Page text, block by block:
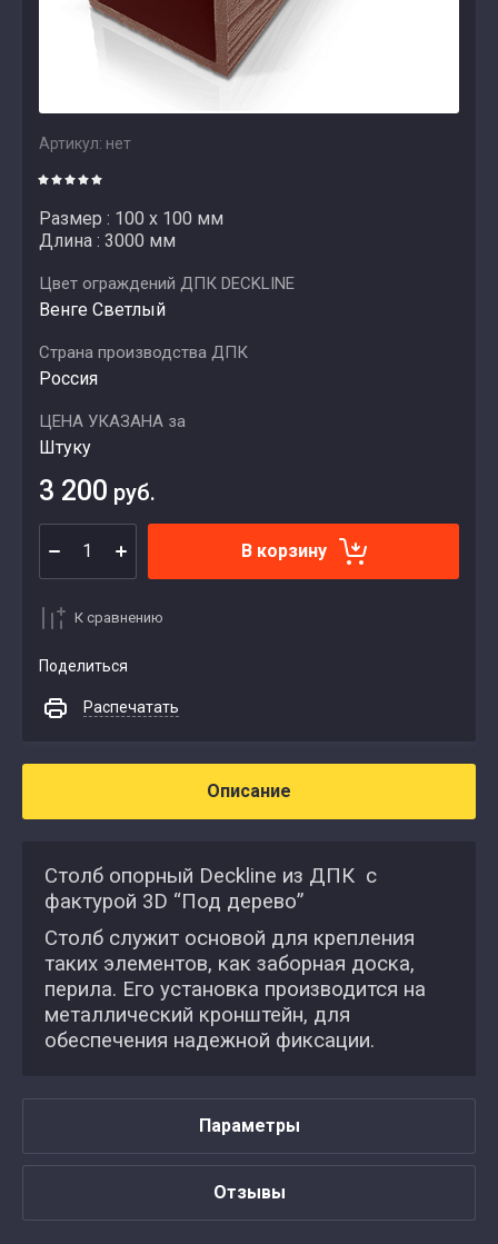
Артикул: нет
Размер : 100 х 100 мм
Длина : 3000 мм
Цвет ограждений ДПК DECKLINE
Венге Светлый
Страна производства ДПК
Россия
ЦЕНА УКАЗАНА за
Штуку
3 200 руб.
В корзину
К сравнению
Поделиться
Распечатать
Описание
Столб опорный Deckline из ДПК с
фактурой 3D “Под дерево”
Столб служит основой для крепления
таких элементов, как заборная доска,
перила. Его установка производится на
металлический кронштейн, для
обеспечения надежной фиксации.
Параметры
Отзывы